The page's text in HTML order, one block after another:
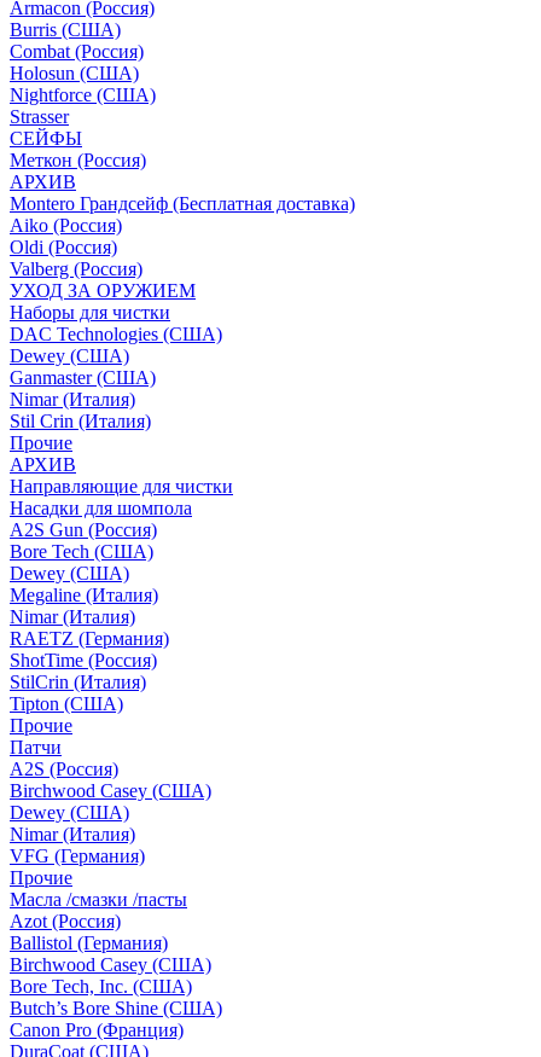
Armacon (Россия)
Burris (США)
Combat (Россия)
Holosun (США)
Nightforce (США)
Strasser
СЕЙФЫ
Меткон (Россия)
АРХИВ
Montero Грандсейф (Бесплатная доставка)
Aiko (Россия)
Oldi (Россия)
Valberg (Россия)
УХОД ЗА ОРУЖИЕМ
Наборы для чистки
DAC Technologies (США)
Dewey (США)
Ganmaster (США)
Nimar (Италия)
Stil Crin (Италия)
Прочие
АРХИВ
Направляющие для чистки
Насадки для шомпола
A2S Gun (Россия)
Bore Tech (США)
Dewey (США)
Megaline (Италия)
Nimar (Италия)
RAETZ (Германия)
ShotTime (Россия)
StilCrin (Италия)
Tipton (США)
Прочие
Патчи
A2S (Россия)
Birchwood Casey (США)
Dewey (США)
Nimar (Италия)
VFG (Германия)
Прочие
Масла /смазки /пасты
Azot (Россия)
Ballistol (Германия)
Birchwood Casey (США)
Bore Tech, Inc. (США)
Butch’s Bore Shine (СШA)
Canon Pro (Франция)
DuraCoat (США)